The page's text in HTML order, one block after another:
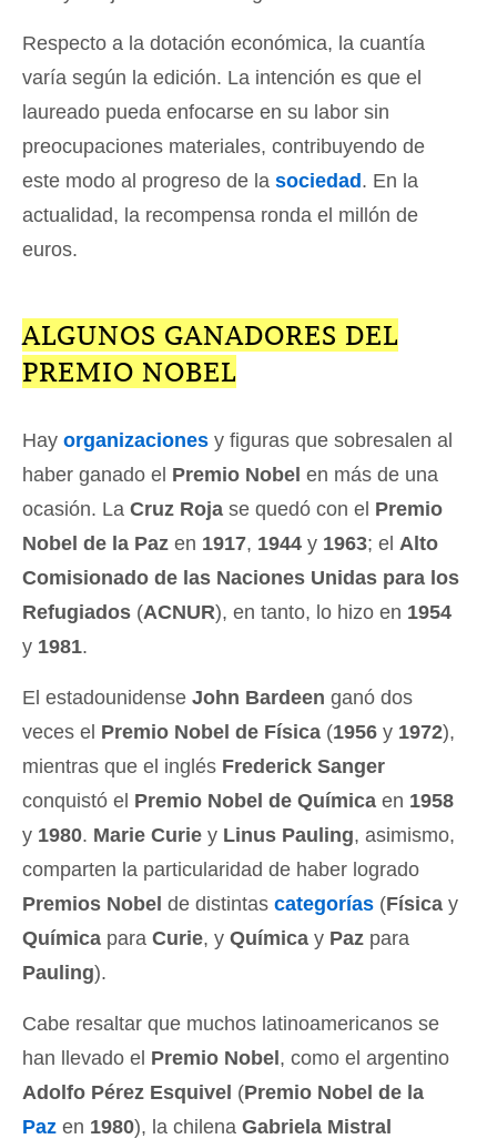
Respecto a la dotación económica, la cuantía
varía según la edición. La intención es que el
laureado pueda enfocarse en su labor sin
preocupaciones materiales, contribuyendo de
este modo al progreso de la sociedad . En la
actualidad, la recompensa ronda el millón de
euros.
ALGUNOS GANADORES DEL
PREMIO NOBEL
Hay organizaciones y figuras que sobresalen al
haber ganado el Premio Nobel en más de una
ocasión. La Cruz Roja se quedó con el Premio
Nobel de la Paz en 1917, 1944 y 1963; el Alto
Comisionado de las Naciones Unidas para los
Refugiados (ACNUR), en tanto, lo hizo en 1954
y 1981.
El estadounidense John Bardeen ganó dos
veces el Premio Nobel de Física (1956 y 1972),
mientras que el inglés Frederick Sanger
conquistó el Premio Nobel de Química en 1958
y 1980. Marie Curie y Linus Pauling, asimismo,
comparten la particularidad de haber logrado
Premios Nobel de distintas categorías (Física y
Química para Curie, y Química y Paz para
Pauling).
Cabe resaltar que muchos latinoamericanos se
han llevado el Premio Nobel , como el argentino
Adolfo Pérez Esquivel (Premio Nobel de la
Paz en 1980), la chilena Gabriela Mistral